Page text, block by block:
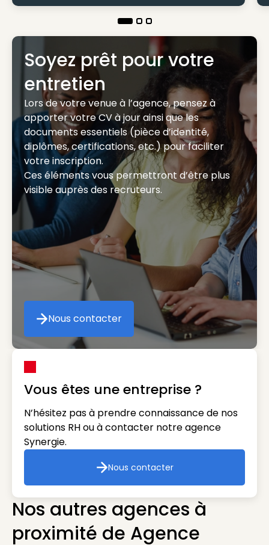
Soyez prêt pour votre
entretien
Lors de votre venue à l’agence, pensez à
apporter votre CV à jour ainsi que les
documents essentiels (pièce d’identité,
diplômes, certifications, etc.) pour faciliter
votre inscription.
Ces éléments vous permettront d’être plus
visible auprès des recruteurs.
Nous contacter
Nous contacter
Vous êtes une entreprise ?
N’hésitez pas à prendre connaissance de nos
solutions RH ou à contacter notre agence
Synergie.
Nous contacter
Nous contacter
Nos autres agences à
proximité de Agence